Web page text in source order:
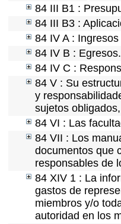
84 III B1 :
84 III B3 :
84 IV A :
84 IV B : Egresos.
84 IV C :
84 V : Su
y
sujetos
84 VI : Las
84 VII : Los
documentos que
responsables de
84 XIV 1 : La
gastos de
miembros y/o
autoridad en los